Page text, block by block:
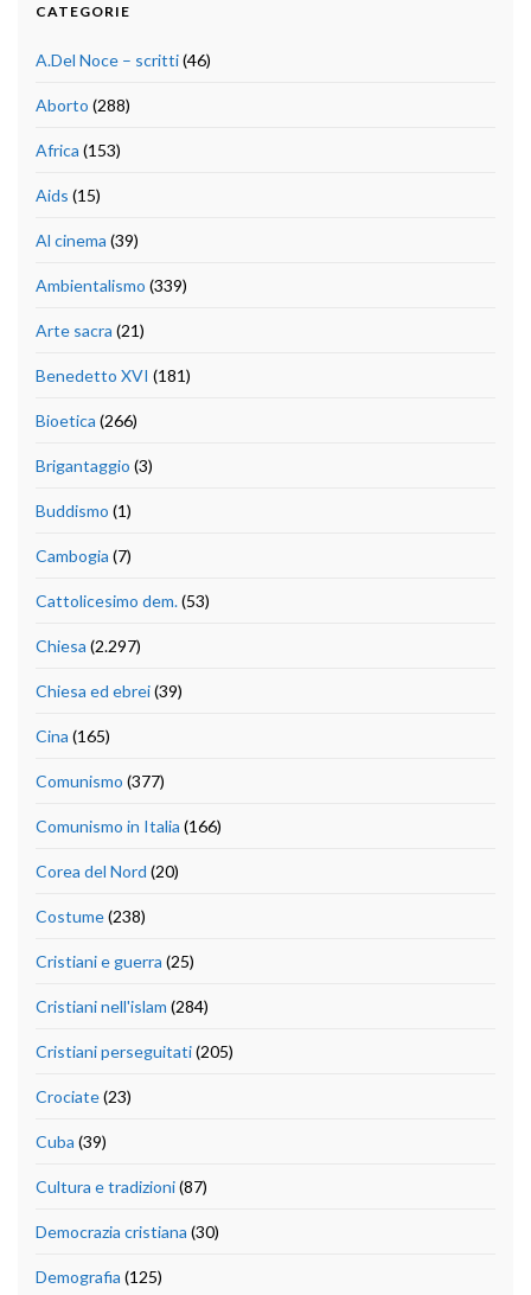
CATEGORIE
A.Del Noce – scritti(46)
Aborto (288)
Africa (153)
Aids (15)
Al cinema (39)
Ambientalismo (339)
Arte sacra (21)
Benedetto XVI (181)
Bioetica (266)
Brigantaggio (3)
Buddismo (1)
Cambogia (7)
Cattolicesimo dem.(53)
Chiesa (2.297)
Chiesa ed ebrei(39)
Cina (165)
Comunismo (377)
Comunismo in Italia (166)
Corea del Nord (20)
Costume(238)
Cristiani e guerra (25)
Cristiani nell'islam (284)
Cristiani perseguitati(205)
Crociate(23)
Cuba (39)
Cultura e tradizioni(87)
Democrazia cristiana (30)
Demografia (125)